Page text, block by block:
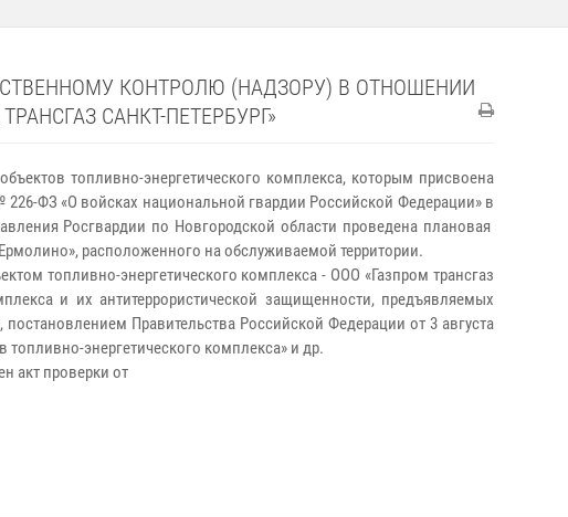
КОНТРОЛЮ (НАДЗОРУ) В ОТНОШЕНИИ
САНКТ-ПЕТЕРБУРГ»
топливно-энергетического комплекса, которым присвоена
226-ФЗ «О войсках национальной гвардии Российской Федерации» в
Росгвардии по Новгородской области проведена плановая
расположенного на обслуживаемой территории.
топливно-энергетического комплекса - ООО «Газпром трансгаз
и их антитеррористической защищенности, предъявляемых
Правительства Российской Федерации от 3 августа
энергетического комплекса» и др.
акт проверки от